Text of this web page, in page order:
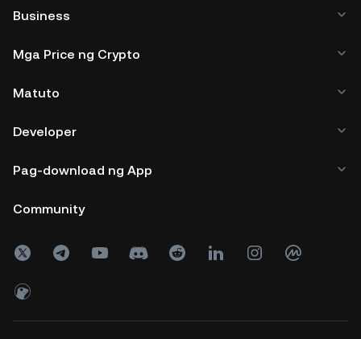
Business
Mga Price ng Crypto
Matuto
Developer
Pag-download ng App
Community